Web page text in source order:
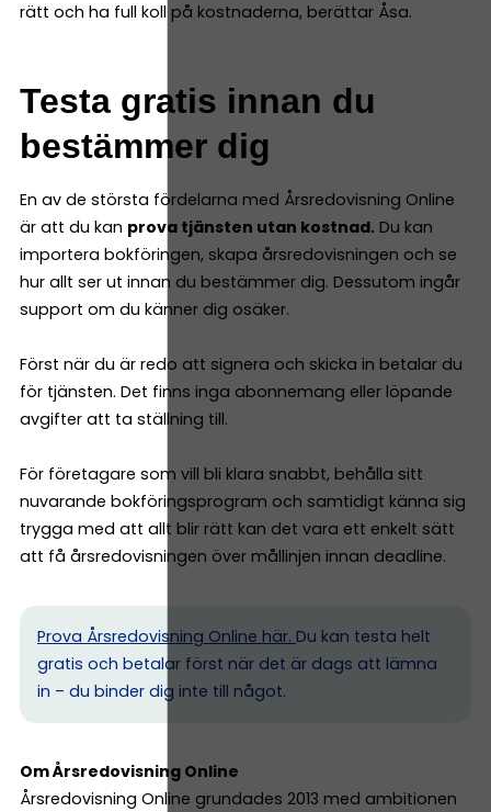
rätt och ha full koll på kostnaderna, berättar Åsa.
Testa gratis innan du
bestämmer dig
En av de största fördelarna med Årsredovisning Online
är att du kan prova tjänsten utan kostnad. Du kan
importera bokföringen, skapa årsredovisningen och se
hur allt ser ut innan du bestämmer dig. Dessutom ingår
support om du känner dig osäker.
Först när du är redo att signera och skicka in betalar du
för tjänsten. Det finns inga abonnemang eller löpande
avgifter att ta ställning till.
För företagare som vill bli klara snabbt, behålla sitt
nuvarande bokföringsprogram och samtidigt känna sig
trygga med att allt blir rätt kan det vara ett enkelt sätt
att få årsredovisningen över mållinjen innan deadline.
Prova Årsredovisning Online här. Du kan testa helt
gratis och betalar först när det är dags att lämna
in – du binder dig inte till något.
Om Årsredovisning Online
Årsredovisning Online grundades 2013 med ambitionen